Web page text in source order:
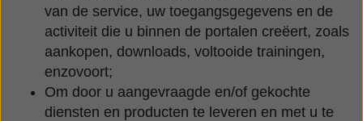
van de service, uw toegangsgegevens en de
activiteit die u binnen de portalen creëert, zoals
aankopen, downloads, voltooide trainingen,
enzovoort;
Om door u aangevraagde en/of gekochte
diensten en producten te leveren en met u te